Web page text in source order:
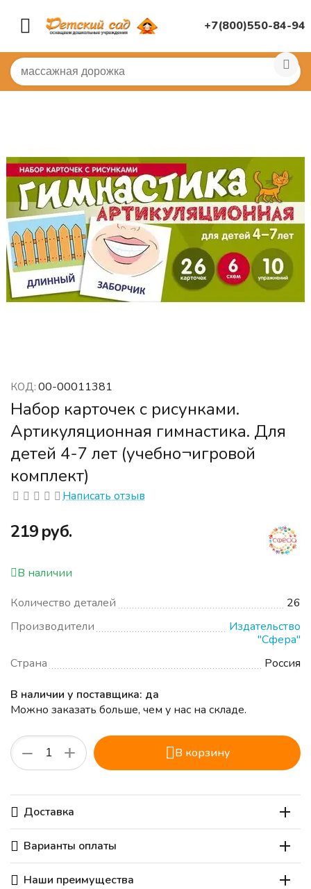
+7(800)550-84-94
Главная / ДИДАКТИЧЕСКИЕ ИГРЫ Логопеду,
КОД: 00-00011381
Набор карточек с рисунками.
Артикуляционная гимнастика. Для
детей 4-7 лет (учебно¬игровой
комплект)
Написать отзыв
‍219‍руб.
В наличии
Количество деталей
26
Производители
Издательство
"Сфера"
Страна
Россия
В наличии у поставщика: да
Можно заказать больше, чем у нас на складе.
+
− В корзину
Доставка
Варианты оплаты
Наши преимущества